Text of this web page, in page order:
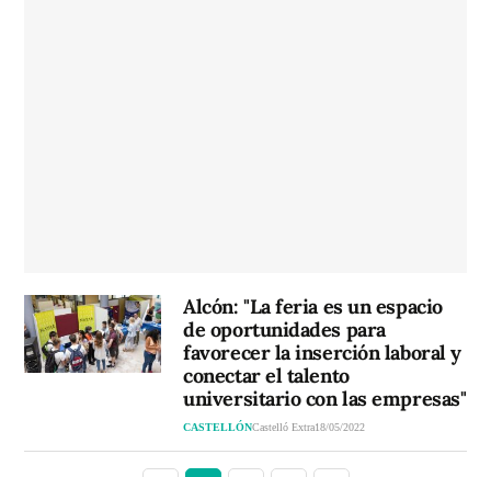
Alcón: "La feria es un espacio
de oportunidades para
favorecer la inserción laboral y
conectar el talento
universitario con las empresas"
CASTELLÓNCastelló Extra18/05/2022